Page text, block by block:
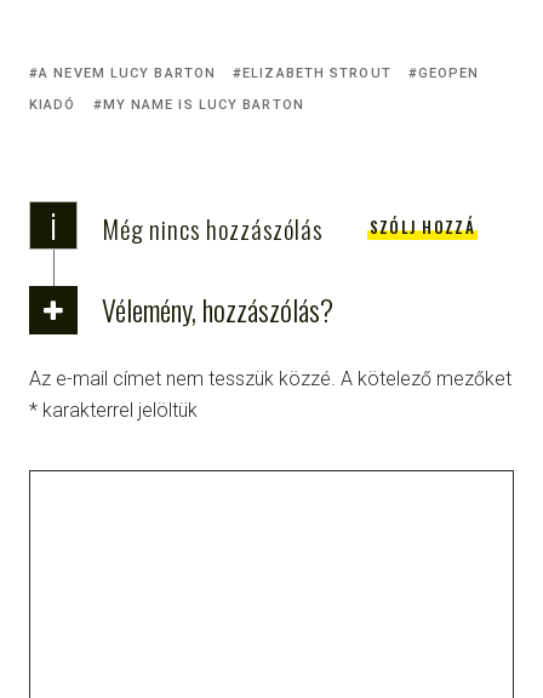
A NEVEM LUCY BARTON ELIZABETH STROUT
GEOPEN
KIADÓ
MY NAME IS LUCY BARTON
i Még nincs hozzászólás SZÓLJ HOZZÁ
Vélemény, hozzászólás?
Az e-mail címet nem tesszük közzé. A kötelező mezőket
* karakterrel jelöltük